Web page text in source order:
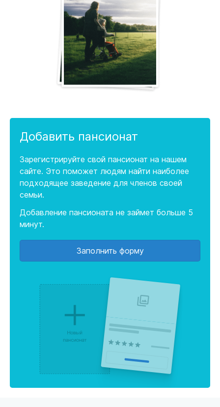
Добавить пансионат
Зарегистрируйте свой пансионат на нашем
сайте. Это поможет людям найти наиболее
подходящее заведение для членов своей
семьи.
Добавление пансионата не займет больше 5
минут.
Заполнить форму